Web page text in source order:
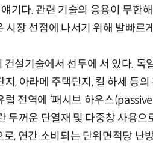
기다. 관련 기술의 응용이 무한
시장 선점에 나서기 위해 발빠르
설기술에서 선두에 서 있다. 독
, 아라메 주택단지, 킬 하세 등
전역에 ‘패시브 하우스
두꺼운 단열재 및 다중창 사용
, 연간 소비되는 단위면적당
10